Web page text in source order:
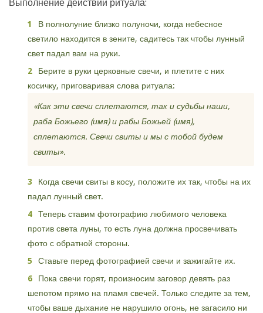
Выполнение действий ритуала:
В полнолуние близко полуночи, когда небесное
светило находится в зените, садитесь так чтобы лунный
свет падал вам на руки.
Берите в руки церковные свечи, и плетите с них
косичку, приговаривая слова ритуала:
«Как эти свечи сплетаются, так и судьбы наши,
раба Божьего (имя) и рабы Божьей (имя),
сплетаются. Свечи свиты и мы с тобой будем
свиты».
Когда свечи свиты в косу, положите их так, чтобы на их
падал лунный свет.
Теперь ставим фотографию любимого человека
против света луны, то есть луна должна просвечивать
фото с обратной стороны.
Ставьте перед фотографией свечи и зажигайте их.
Пока свечи горят, произносим заговор девять раз
шепотом прямо на пламя свечей. Только следите за тем,
чтобы ваше дыхание не нарушило огонь, не загасило ни